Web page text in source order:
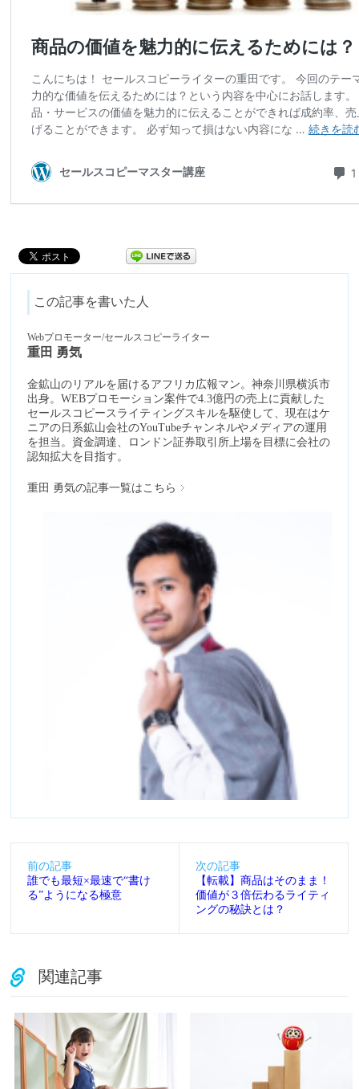
この記事を書いた人
Webプロモーター/セールスコピーライター
重田 勇気
金鉱山のリアルを届けるアフリカ広報マン。神奈川県横浜市
出身。WEBプロモーション案件で4.3億円の売上に貢献した
セールスコピースライティングスキルを駆使して、現在はケ
ニアの日系鉱山会社のYouTubeチャンネルやメディアの運用
を担当。資金調達、ロンドン証券取引所上場を目標に会社の
認知拡大を目指す。
重田 勇気の記事一覧はこちら
前の記事
誰でも最短×最速で“書け
る”ようになる極意
次の記事
【転載】商品はそのまま！
価値が３倍伝わるライティ
ングの秘訣とは？
関連記事